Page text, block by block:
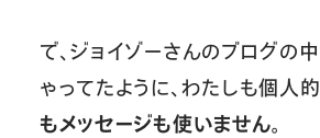
で、ジョイゾーさんのブログの
ゃってたように、わたしも個人
もメッセージも使いません。